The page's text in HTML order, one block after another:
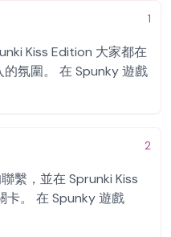
1
Kiss Edition 大家都在
氛圍。 在 Spunky 遊戲
2
繫，並在 Sprunki Kiss
卡。 在 Spunky 遊戲